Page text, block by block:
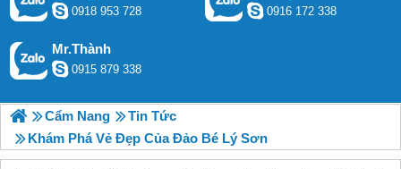
0918 953 728 0916 172 338
Mr.Thành
0915 879 338
Cẩm Nang
Tin Tức
Khám Phá Vẻ Đẹp Của Đảo Bé Lý Sơn